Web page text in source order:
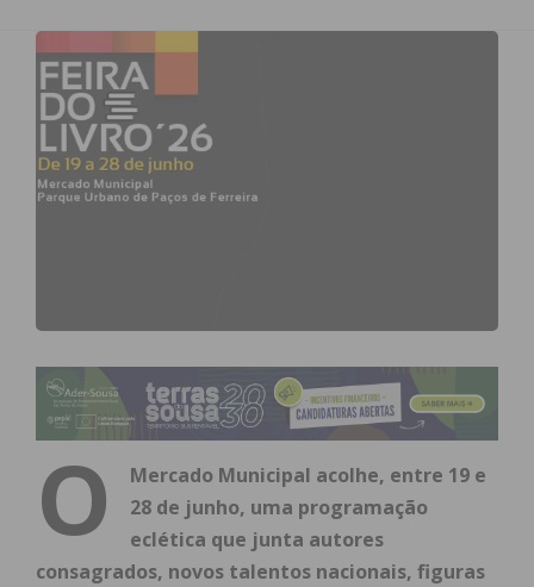
O
Mercado Municipal acolhe, entre 19 e
28 de junho, uma programação
eclética que junta autores
consagrados, novos talentos nacionais, figuras